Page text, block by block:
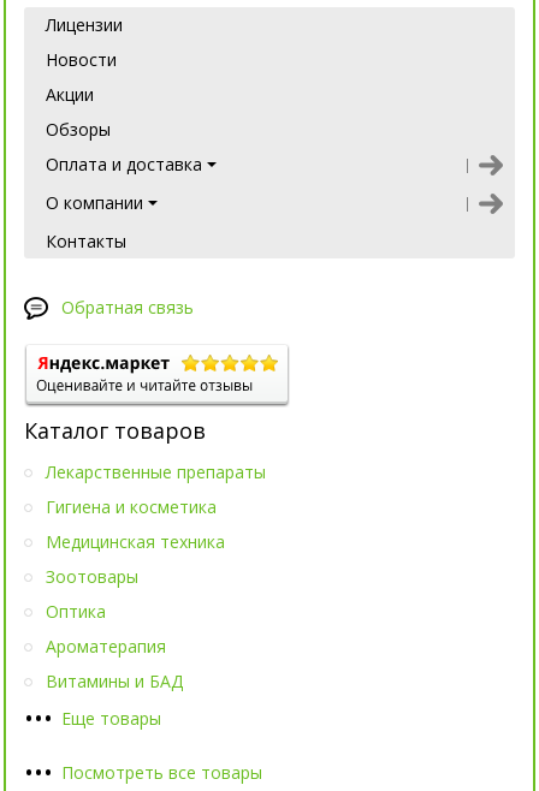
Лицензии
Новости
Акции
Обзоры
Оплата и доставка
О компании
Контакты
Обратная связь
Каталог товаров
••• Еще товары
Лекарственные препараты
Гигиена и косметика
Медицинская техника
Зоотовары
Оптика
Ароматерапия
Витамины и БАД
••• Посмотреть все товары